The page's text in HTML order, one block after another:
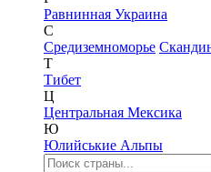
Равнинная Украина
С
Средиземноморье
Т
Тибет
Ц
Центральная Мексика
Ю
Юлийськие Альпы